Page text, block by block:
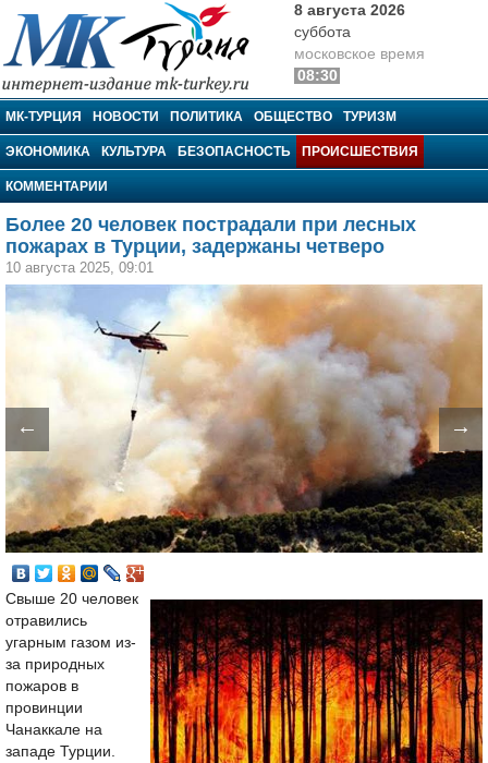
МК-Турция
8 августа 2026
суббота
московское время
08:30
МК-ТУРЦИЯ НОВОСТИ ПОЛИТИКА ОБЩЕСТВО ТУРИЗМ
ЭКОНОМИКА КУЛЬТУРА БЕЗОПАСНОСТЬ ПРОИСШЕСТВИЯ
КОММЕНТАРИИ
Более 20 человек пострадали при лесных
пожарах в Турции, задержаны четверо
10 августа 2025, 09:01
← →
Свыше 20 человек
отравились
угарным газом из-
за природных
пожаров в
провинции
Чанаккале на
западе Турции.